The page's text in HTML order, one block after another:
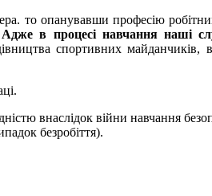
то опанувавши професію
Адже в процесі навчання наші
спортивних майданчиків,
внаслідок війни навчання
безробіття).